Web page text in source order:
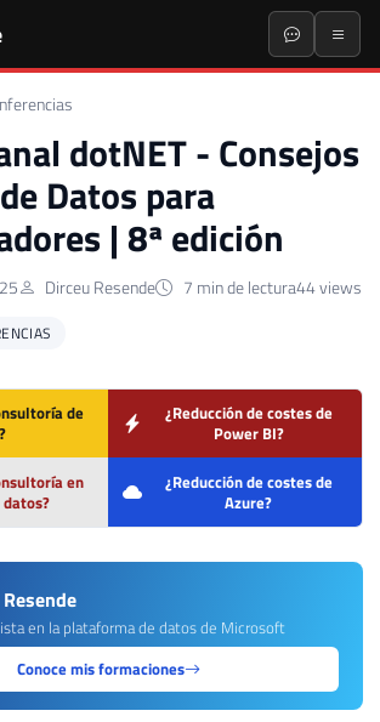
dotNET - Consejos
Datos para
| 8ª edición
Dirceu Resende 7 min de lectura44 views
de
¿Reducción de costes de
Power BI?
en
¿Reducción de costes de
Azure?
en la plataforma de datos de Microsoft
Conoce mis formaciones